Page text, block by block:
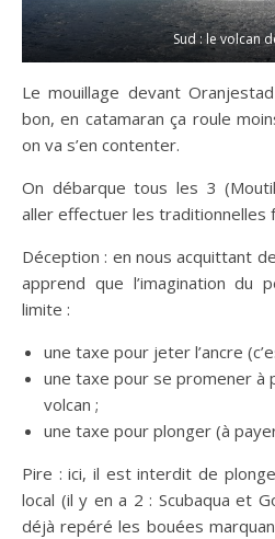
Sud : le volcan
Le mouillage devant
bon, en catamaran ça roule
on va s’en contenter.
On débarque tous les 3
aller effectuer les traditionnelles
Déception : en nous acquittant
apprend que l’imagination du
limite :
une taxe pour jeter l’ancre
une taxe pour se promener à
volcan ;
une taxe pour plonger (à
Pire : ici, il est interdit de
local (il y en a 2 : Scubaqua et
déjà repéré les bouées